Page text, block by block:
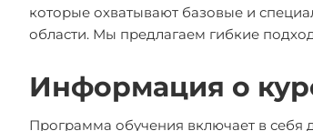
которые охватывают базовые и
области. Мы предлагаем гибкие
Информация о
Программа обучения включает в себя